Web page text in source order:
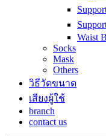
Waist
Socks
Mask
Others
วิธีวัดขนาด
เสียงผู้ใช้
branch
contact us